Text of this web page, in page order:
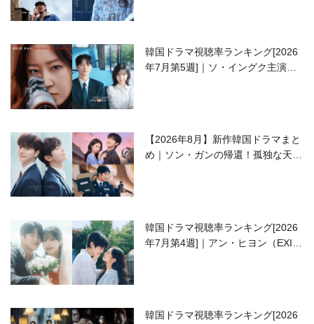
韓国ドラマ視聴率ランキング[2026
年7月第5週]｜ソ・イングク主演の
【2026年8月】新作韓国ドラマまと
め｜ソン・ガンの帰還！孤独な天才
韓国ドラマ視聴率ランキング[2026
年7月第4週]｜アン・ヒヨン（EXID
韓国ドラマ視聴率ランキング[2026